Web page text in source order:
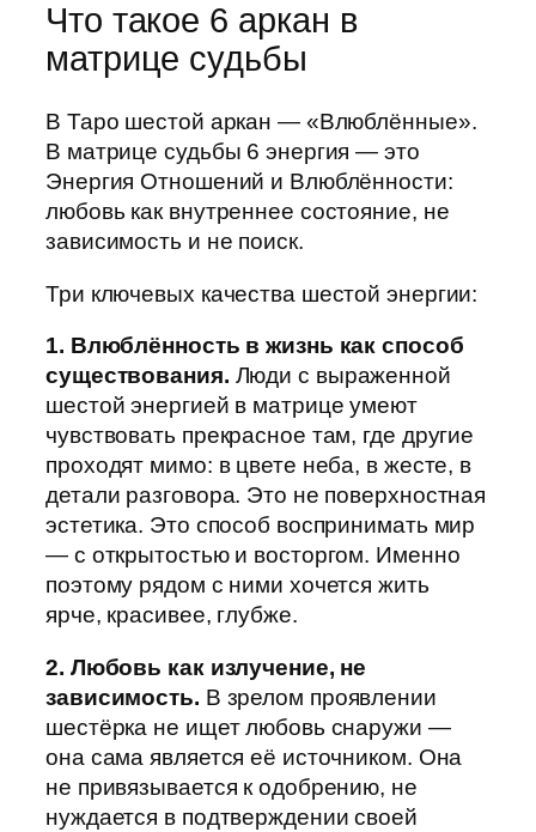
Что такое 6 аркан в
матрице судьбы
В Таро шестой аркан — «Влюблённые».
В матрице судьбы 6 энергия — это
Энергия Отношений и Влюблённости:
любовь как внутреннее состояние, не
зависимость и не поиск.
Три ключевых качества шестой энергии:
1. Влюблённость в жизнь как способ
существования. Люди с выраженной
шестой энергией в матрице умеют
чувствовать прекрасное там, где другие
проходят мимо: в цвете неба, в жесте, в
детали разговора. Это не поверхностная
эстетика. Это способ воспринимать мир
— с открытостью и восторгом. Именно
поэтому рядом с ними хочется жить
ярче, красивее, глубже.
2. Любовь как излучение, не
зависимость. В зрелом проявлении
шестёрка не ищет любовь снаружи —
она сама является её источником. Она
не привязывается к одобрению, не
нуждается в подтверждении своей